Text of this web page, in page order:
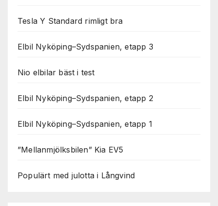
Tesla Y Standard rimligt bra
Elbil Nyköping–Sydspanien, etapp 3
Nio elbilar bäst i test
Elbil Nyköping–Sydspanien, etapp 2
Elbil Nyköping–Sydspanien, etapp 1
”Mellanmjölksbilen” Kia EV5
Populärt med julotta i Långvind